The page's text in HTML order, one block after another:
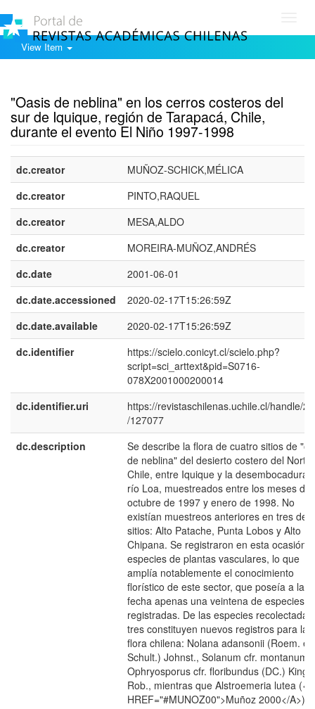
View Item
"Oasis de neblina" en los cerros costeros del
sur de Iquique, región de Tarapacá, Chile,
durante el evento El Niño 1997-1998
dc.creator
MUÑOZ-SCHICK,MÉLICA
dc.creator
PINTO,RAQUEL
dc.creator
MESA,ALDO
dc.creator
MOREIRA-MUÑOZ,ANDRÉS
dc.date
2001-06-01
dc.date.accessioned
2020-02-17T15:26:59Z
dc.date.available
2020-02-17T15:26:59Z
dc.identifier
https://scielo.conicyt.cl/scielo.php?
script=sci_arttext&pid=S0716-
078X2001000200014
dc.identifier.uri
https://revistaschilenas.uchile.cl/handle/
/127077
dc.description
Se describe la flora de cuatro sitios de
de neblina" del desierto costero del Norte
Chile, entre Iquique y la desembocadura
río Loa, muestreados entre los meses de
octubre de 1997 y enero de 1998. No
existían muestreos anteriores en tres de
sitios: Alto Patache, Punta Lobos y Alto
Chipana. Se registraron en esta ocasión
especies de plantas vasculares, lo que
amplía notablemente el conocimiento
florístico de este sector, que poseía a la
fecha apenas una veintena de especies
registradas. De las especies recolectadas,
tres constituyen nuevos registros para la
flora chilena: Nolana adansonii (Roem. et
Schult.) Johnst., Solanum cfr. montanum
Ophryosporus cfr. floribundus (DC.) King
Rob., mientras que Alstroemeria lutea (<A
HREF="#MUNOZ00">Muñoz 2000</A>)